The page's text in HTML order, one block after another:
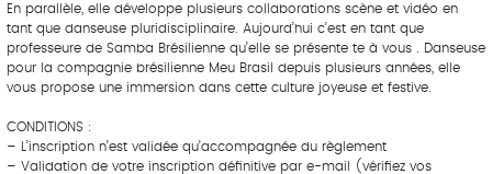
En parallèle, elle développe plusieurs collaborations scène et vidéo en
tant que danseuse pluridisciplinaire. Aujourd’hui c’est en tant que
professeure de Samba Brésilienne qu’elle se présente te à vous . Danseuse
pour la compagnie brésilienne Meu Brasil depuis plusieurs années, elle
vous propose une immersion dans cette culture joyeuse et festive.
CONDITIONS :
– L’inscription n’est validée qu’accompagnée du règlement
– Validation de votre inscription définitive par e-mail (vérifiez vos